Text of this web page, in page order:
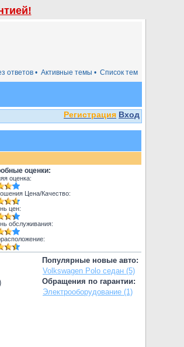
Список тем
Активные темы •
ответов •
Регистрация Вход
оценки:
оценка:
Цена/Качество:
цен:
обслуживания:
Популярные новые авто:
Volkswagen Polo седан (5)
Обращения по гарантии:
Электрооборудование (1)